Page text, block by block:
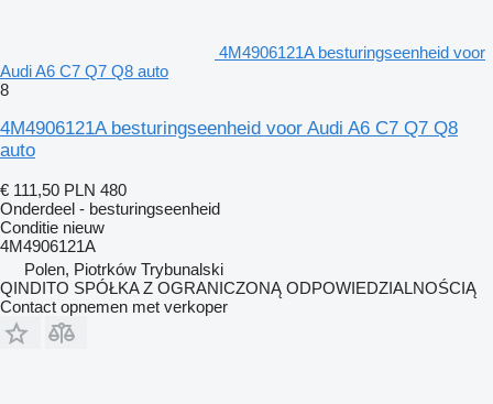
4M4906121A besturingseenheid voor
Audi A6 C7 Q7 Q8 auto
8
4M4906121A besturingseenheid voor Audi A6 C7 Q7 Q8
auto
€ 111,50 PLN 480
Onderdeel - besturingseenheid
Conditie nieuw
4M4906121A
Polen, Piotrków Trybunalski
QINDITO SPÓŁKA Z OGRANICZONĄ ODPOWIEDZIALNOŚCIĄ
Contact opnemen met verkoper